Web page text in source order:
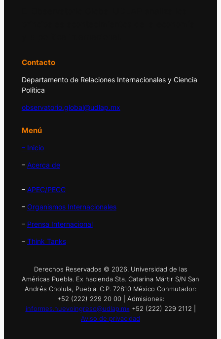
Contacto
Departamento de Relaciones Internacionales y Ciencia
Política
observatorio.global@udlap.mx
Menú
– Inicio
– Acerca de
– APEC/PECC
– Organismos Internacionales
– Prensa Internacional
– Think Tanks
Derechos Reservados © 2026. Universidad de las
Américas Puebla. Ex hacienda Sta. Catarina Mártir S/N San
Andrés Cholula, Puebla. C.P. 72810 México Conmutador:
+52 (222) 229 20 00 | Admisiones:
informes.nuevoingreso@udlap.mx +52 (222) 229 2112 |
Aviso de privacidad